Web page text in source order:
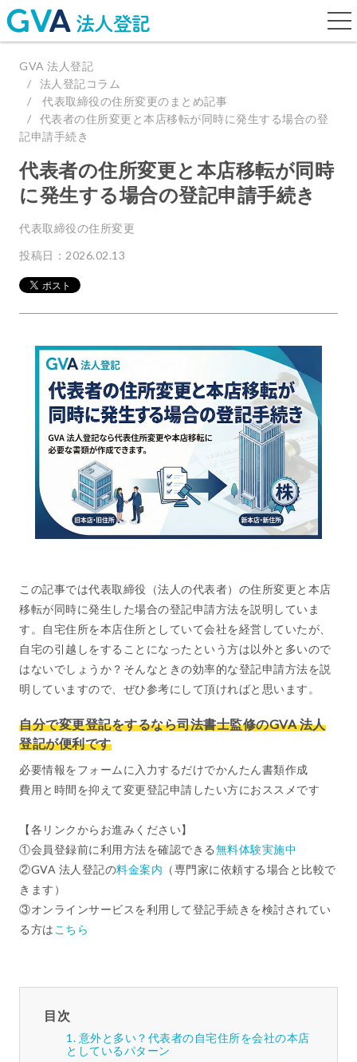
GVA 法人登記
法人登記コラム
代表取締役の住所変更のまとめ記事
代表者の住所変更と本店移転が同時に発生する場合の登
記申請手続き
代表者の住所変更と本店移転が同時
に発生する場合の登記申請手続き
代表取締役の住所変更
投稿日：2026.02.13
この記事では代表取締役（法人の代表者）の住所変更と本店
移転が同時に発生した場合の登記申請方法を説明していま
す。自宅住所を本店住所としていて会社を経営していたが、
自宅の引越しをすることになったという方は以外と多いので
はないでしょうか？そんなときの効率的な登記申請方法を説
明していますので、ぜひ参考にして頂ければと思います。
自分で変更登記をするなら司法書士監修のGVA 法人
登記が便利です
必要情報をフォームに入力するだけでかんたん書類作成
費用と時間を抑えて変更登記申請したい方におススメです
【各リンクからお進みください】
①会員登録前に利用方法を確認できる無料体験実施中
②GVA 法人登記の料金案内 （専門家に依頼する場合と比較で
きます）
③オンラインサービスを利用して登記手続きを検討されてい
る方は こちら
目次
意外と多い？代表者の自宅住所を会社の本店
としているパターン